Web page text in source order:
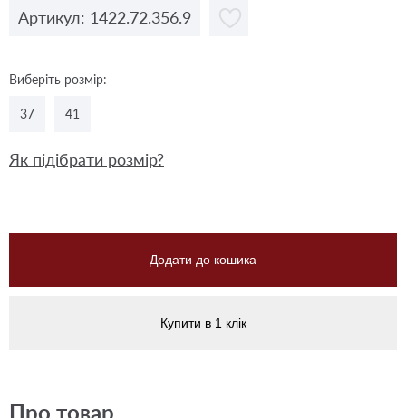
Артикул: 1422.72.356.9
Виберіть розмір:
37 41
Як підібрати розмір?
Додати до кошика
Купити в 1 клік
Про товар